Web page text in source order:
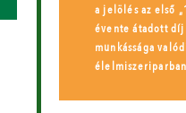
a jelölés az első
évente átadott
munkássága